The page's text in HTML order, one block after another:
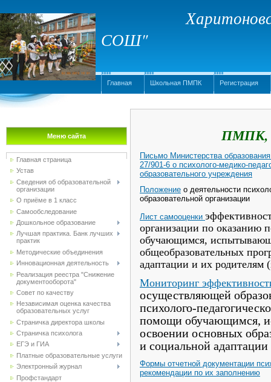
СОШ"
Главная Школьная ПМПК Регистрация
Меню сайта
Главная страница
Устав
Сведения об образовательной
организации
О приёме в 1 класс
Самообследование
Дошкольное образование
Лучшая практика. Банк лучших
практик
Методические объединения
Инновационная деятельность
Реализация реестра "Снижение
документооборота"
Совет по качеству
Независимая оценка качества
образовательных услуг
Страничка директора школы
Страничка психолога
ЕГЭ и ГИА
Платные образовательные услуги
Электронный журнал
Профстандарт
ПМПК,
Письмо Министерства
27/901-6 о психолого-медико-
образовательного учреждения
Положение о деятельности
образовательной организации
Лист самооценки
организации по оказанию
обучающимся,
общеобразовательных
адаптации и их родителям
Мониторинг
осуществляющей
психолого-
помощи обучающимся,
освоении основных
и социальной адаптации
Формы отчетной документации
рекомендации по их заполнению